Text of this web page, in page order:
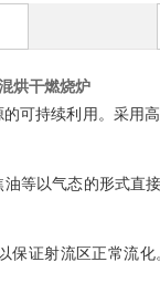
烘干燃烧炉
可持续利用。采用
等以气态的形式直
证射流区正常流